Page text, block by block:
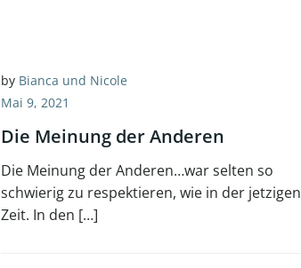
by Bianca und Nicole
Mai 9, 2021
Die Meinung der Anderen
Die Meinung der Anderen…war selten so
schwierig zu respektieren, wie in der jetzigen
Zeit. In den […]